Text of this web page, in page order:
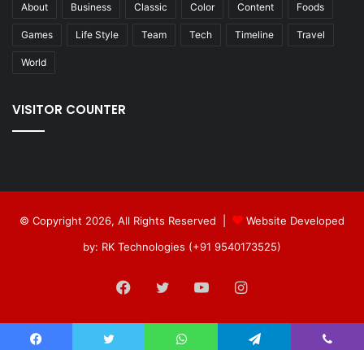
About Business Classic Color Content Foods
Games Life Style Team Tech Timeline Travel
World
VISITOR COUNTER
© Copyright 2026, All Rights Reserved |
Website Developed
by: RK Technologies (+91 9540173525)
Facebook
TwitterYouTubeInstagram